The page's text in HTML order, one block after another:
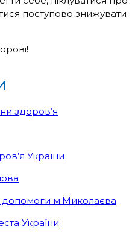
поступово знижувати
здоров’я
України
допомоги м.Миколаєва
України